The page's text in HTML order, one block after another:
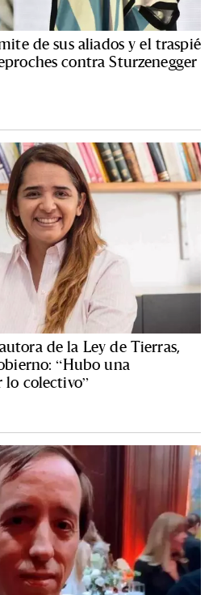
de sus aliados y el traspié
contra Sturzenegger
de la Ley de Tierras,
“Hubo una
lo colectivo”